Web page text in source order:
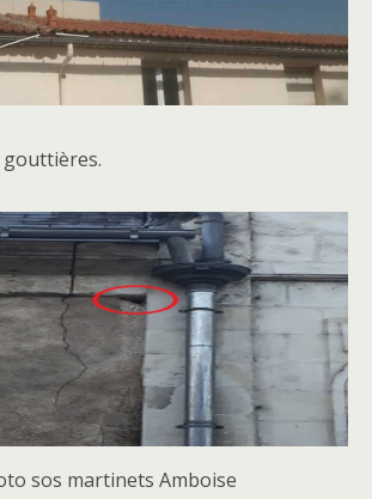
gouttières.
sos martinets Amboise